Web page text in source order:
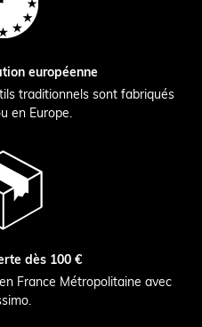
européenne
traditionnels sont fabriqués
en Europe.
dès 100 €
France Métropolitaine avec